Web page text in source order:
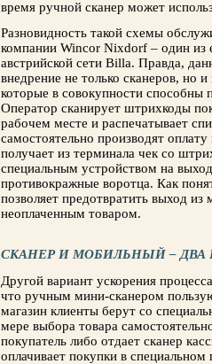
время ручной сканер может
Разновидность такой схемы
компании Wincor Nixdorf – один из
австрийской сети Billa. Правда,
внедрение не только сканеров, но
которые в совокупности
Оператор сканирует штрихкоды
рабочем месте и распечатывает
самостоятельно производят
получает из терминала чек со
специальным устройством на
противокражные воротца. Как
позволяет предотвратить выход из
неоплаченным товаром.
СКАНЕР И МОБИЛЬНЫЙ – ДВА
Другой вариант ускорения
что ручным мини-сканером
магазин клиенты берут со
мере выбора товара
покупатель либо отдает сканер
оплачивает покупки в